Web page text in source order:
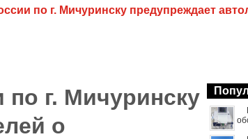
по г. Мичуринску предупреждает
г. Мичуринску
о